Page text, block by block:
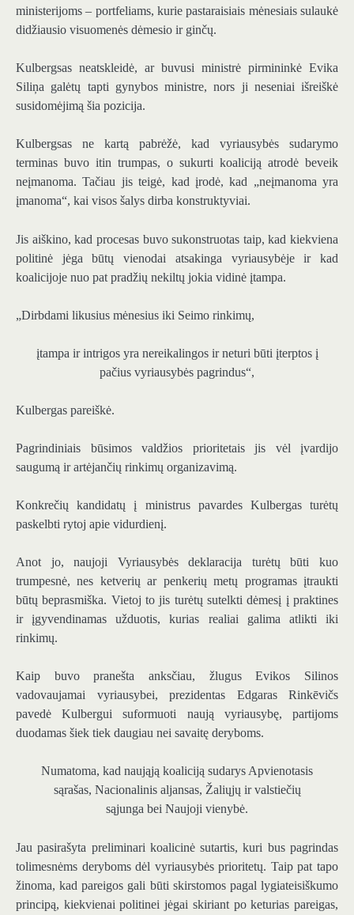
ministerijoms – portfeliams, kurie pastaraisiais mėnesiais sulaukė
didžiausio visuomenės dėmesio ir ginčų.
Kulbergsas neatskleidė, ar buvusi ministrė pirmininkė Evika
Siliņa galėtų tapti gynybos ministre, nors ji neseniai išreiškė
susidomėjimą šia pozicija.
Kulbergsas ne kartą pabrėžė, kad vyriausybės sudarymo
terminas buvo itin trumpas, o sukurti koaliciją atrodė beveik
neįmanoma. Tačiau jis teigė, kad įrodė, kad „neįmanoma yra
įmanoma“, kai visos šalys dirba konstruktyviai.
Jis aiškino, kad procesas buvo sukonstruotas taip, kad kiekviena
politinė jėga būtų vienodai atsakinga vyriausybėje ir kad
koalicijoje nuo pat pradžių nekiltų jokia vidinė įtampa.
„Dirbdami likusius mėnesius iki Seimo rinkimų,
įtampa ir intrigos yra nereikalingos ir neturi būti įterptos į
pačius vyriausybės pagrindus“,
Kulbergas pareiškė.
Pagrindiniais būsimos valdžios prioritetais jis vėl įvardijo
saugumą ir artėjančių rinkimų organizavimą.
Konkrečių kandidatų į ministrus pavardes Kulbergas turėtų
paskelbti rytoj apie vidurdienį.
Anot jo, naujoji Vyriausybės deklaracija turėtų būti kuo
trumpesnė, nes ketverių ar penkerių metų programas įtraukti
būtų beprasmiška. Vietoj to jis turėtų sutelkti dėmesį į praktines
ir įgyvendinamas užduotis, kurias realiai galima atlikti iki
rinkimų.
Kaip buvo pranešta anksčiau, žlugus Evikos Silinos
vadovaujamai vyriausybei, prezidentas Edgaras Rinkēvičs
pavedė Kulbergui suformuoti naują vyriausybę, partijoms
duodamas šiek tiek daugiau nei savaitę deryboms.
Numatoma, kad naująją koaliciją sudarys Apvienotasis
sąrašas, Nacionalinis aljansas, Žaliųjų ir valstiečių
sąjunga bei Naujoji vienybė.
Jau pasirašyta preliminari koalicinė sutartis, kuri bus pagrindas
tolimesnėms deryboms dėl vyriausybės prioritetų. Taip pat tapo
žinoma, kad pareigos gali būti skirstomos pagal lygiateisiškumo
principą, kiekvienai politinei jėgai skiriant po keturias pareigas,